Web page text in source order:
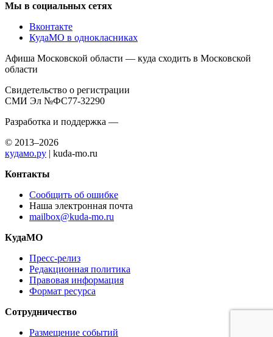
Мы в социальных сетях
Вконтакте
КудаМО в однокласниках
Афиша Московской области — куда сходить в Московской
области
Свидетельство о регистрации
СМИ Эл №ФС77-32290
Разработка и поддержка —
© 2013–2026
кудамо.ру | kuda-mo.ru
Контакты
Сообщить об ошибке
Наша электронная почта
mailbox@kuda-mo.ru
КудаМО
Пресс-релиз
Редакционная политика
Правовая информация
Формат ресурса
Сотрудничество
Размещение событий